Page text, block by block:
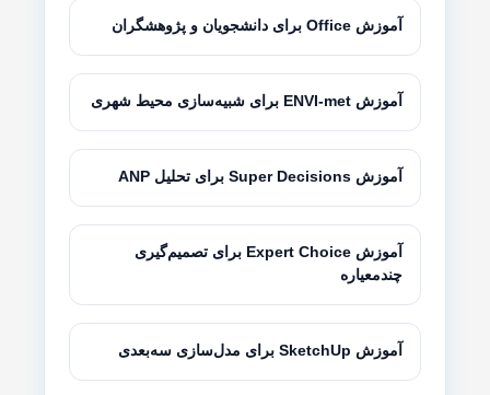
آموزش Office برای دانشجویان و پژوهشگران
آموزش ENVI-met برای شبیه‌سازی محیط شهری
آموزش Super Decisions برای تحلیل ANP
آموزش Expert Choice برای تصمیم‌گیری
چندمعیاره
آموزش SketchUp برای مدل‌سازی سه‌بعدی